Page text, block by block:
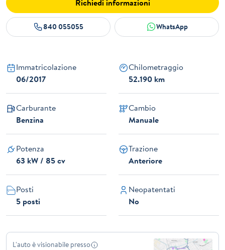
Richiedi informazioni
840 055055 WhatsApp
Immatricolazione
06/2017
Chilometraggio
52.190 km
Carburante
Benzina
Cambio
Manuale
Potenza
63 kW / 85 cv
Trazione
Anteriore
Posti
5 posti
Neopatentati
No
L'auto è visionabile presso